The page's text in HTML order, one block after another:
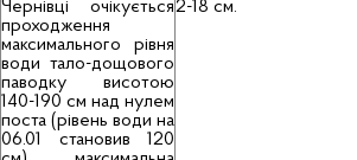
Чернiвцi очiкується
проходження
максимального рiвня
води тало-дощового
паводку висотою
140-190 см над нулем
поста (рiвень води на
06.01 становив 120
2-18 см.